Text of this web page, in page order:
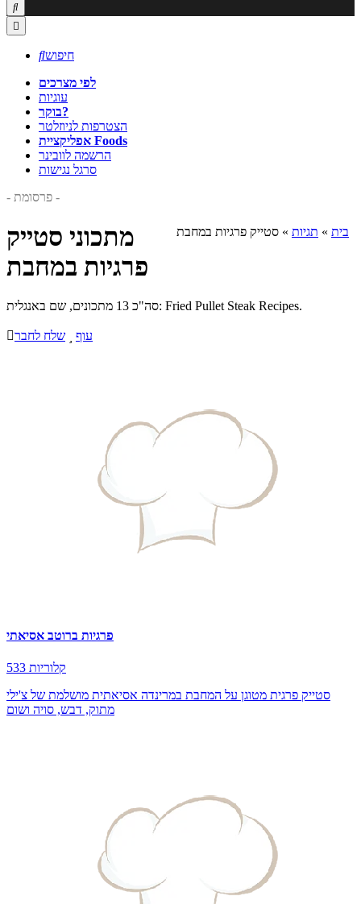


חיפוש
לפי מצרכים
עוגיות
בוקר?
הצטרפות לניוזלטר
אפליקציית Foods
הרשמה לוובינר
סרגל נגישות
- פרסומת -
בית » תגיות » סטייק פרגיות במחבת
מתכוני סטייק
פרגיות במחבת
סה"כ 13 מתכונים, שם באנגלית: Fried Pullet Steak Recipes.
שלח לחבר עוף
פרגיות ברוטב אסיאתי
533 קלוריות
סטייק פרגית מטוגן על המחבת במרינדה אסיאתית מושלמת של צ'ילי
מתוק, דבש, סויה ושום